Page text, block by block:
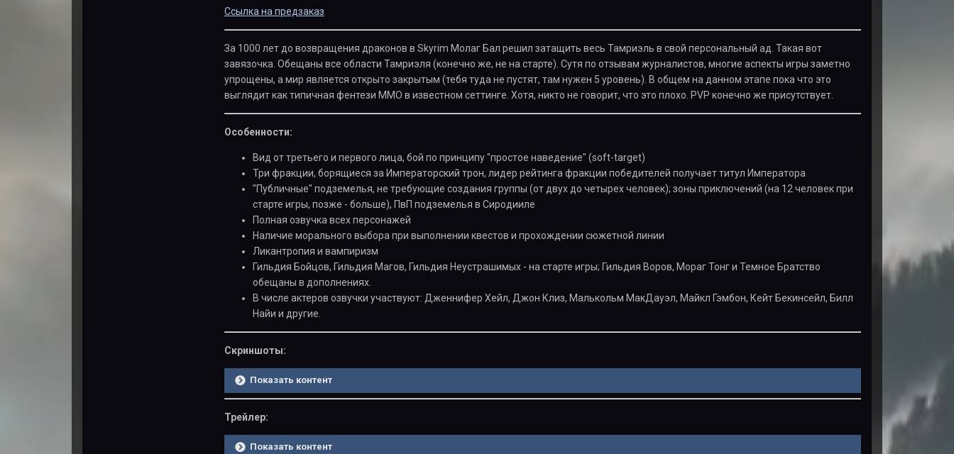
Ссылка на предзаказ
За 1000 лет до возвращения драконов в Skyrim Молаг Бал решил затащить весь Тамриэль в свой персональный ад. Такая вот
завязочка. Обещаны все области Тамриэля (конечно же, не на старте). Сутя по отзывам журналистов, многие аспекты игры заметно
упрощены, а мир является открыто закрытым (тебя туда не пустят, там нужен 5 уровень). В общем на данном этапе пока что это
выглядит как типичная фентези ММО в известном сеттинге. Хотя, никто не говорит, что это плохо. PVP конечно же присутствует.
Особенности:
Вид от третьего и первого лица, бой по принципу "простое наведение" (soft-target)
Три фракции, борящиеся за Императорский трон, лидер рейтинга фракции победителей получает титул Императора
"Публичные" подземелья, не требующие создания группы (от двух до четырех человек); зоны приключений (на 12 человек при
старте игры, позже - больше), ПвП подземелья в Сиродииле
Полная озвучка всех персонажей
Наличие морального выбора при выполнении квестов и прохождении сюжетной линии
Ликантропия и вампиризм
Гильдия Бойцов, Гильдия Магов, Гильдия Неустрашимых - на старте игры; Гильдия Воров, Мораг Тонг и Темное Братство
обещаны в дополнениях.
В числе актеров озвучки участвуют: Дженнифер Хейл, Джон Клиз, Малькольм МакДауэл, Майкл Гэмбон, Кейт Бекинсейл, Билл
Найи и другие.
Скриншоты:
Показать контент
Трейлер:
Показать контент